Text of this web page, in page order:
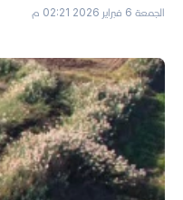
الجمعة 6 فبراير 2026 02:21 م